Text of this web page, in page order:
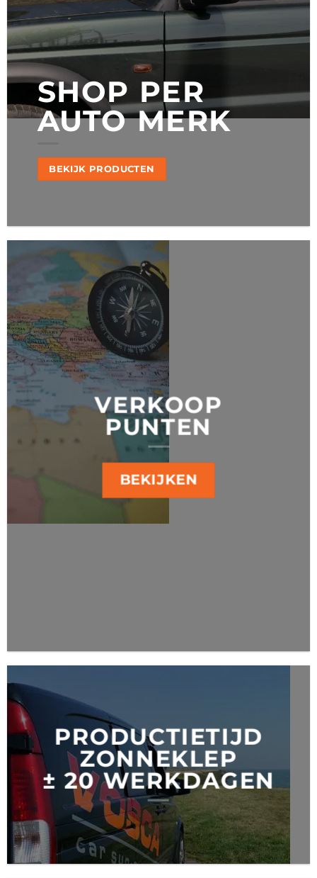
SHOP PER
AUTO MERK
BEKIJK PRODUCTEN
VERKOOP
PUNTEN
BEKIJKEN
PRODUCTIETIJD
ZONNEKLEP
± 20 WERKDAGEN